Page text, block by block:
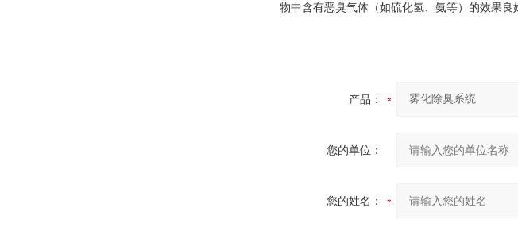
物中含有恶臭气体（如硫化氢、氨等）的效果良
产品：
您的单位：
您的姓名：